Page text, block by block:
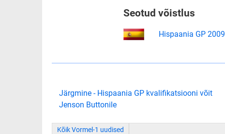
Seotud võistlus
Hispaania GP 2009
Järgmine - Hispaania GP kvalifikatsiooni võit
Jenson Buttonile
Kõik Vormel-1 uudised